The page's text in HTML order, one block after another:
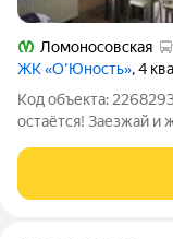
Ломоносовская
ЖК «О’Юность», 4
Код объекта: 2268293. Студия 24.9 м с лоджией за 7.9 млн
остаётся! Заезжай и
мин. тр.), рядом КАД
себя или